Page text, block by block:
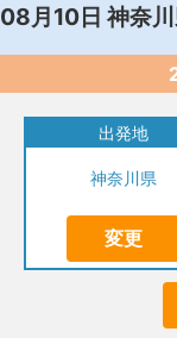
08月10日神奈
出発地
神奈川県
変更